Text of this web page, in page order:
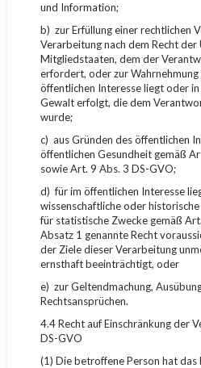
und Information;
b) zur Erfüllung einer rechtlichen
Verarbeitung nach dem Recht
Mitgliedstaaten, dem der
erfordert, oder zur Wahrnehmung
öffentlichen Interesse liegt oder
Gewalt erfolgt, die dem
wurde;
c) aus Gründen des öffentlichen
öffentlichen Gesundheit gemäß
sowie Art. 9 Abs. 3 DS-GVO;
d) für im öffentlichen Interesse
wissenschaftliche oder
für statistische Zwecke gemäß
Absatz 1 genannte Recht
der Ziele dieser Verarbeitung
ernsthaft beeinträchtigt, oder
e) zur Geltendmachung,
Rechtsansprüchen.
4.4 Recht auf Einschränkung der
DS-GVO
(1) Die betroffene Person hat das